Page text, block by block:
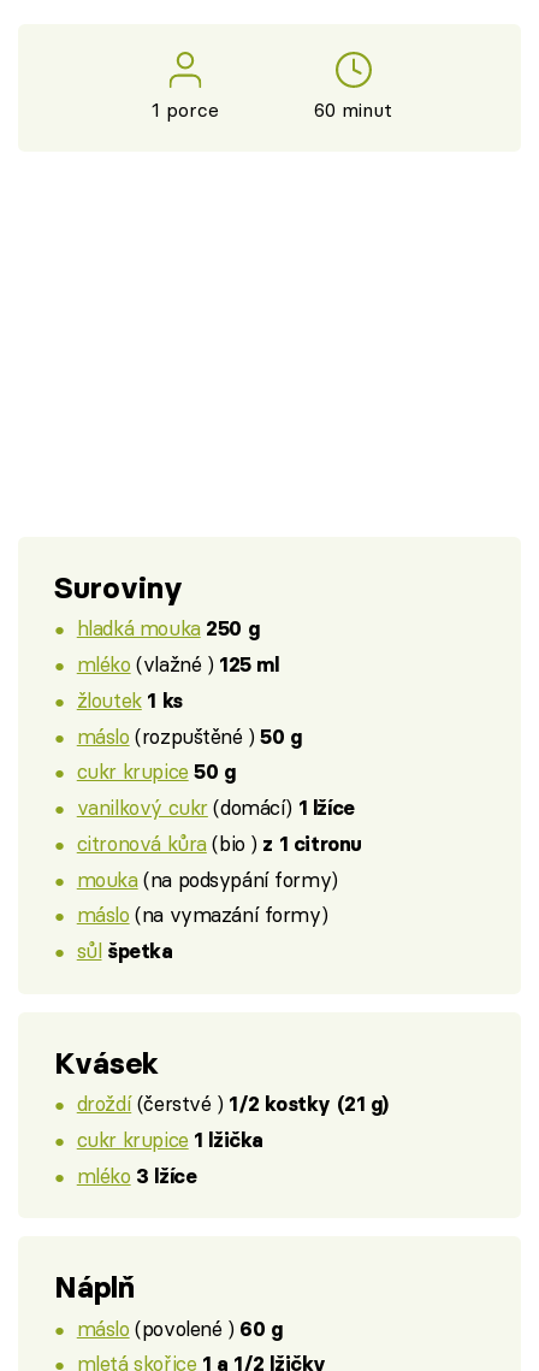
1 porce 60 minut
Suroviny
hladká mouka 250 g
mléko (vlažné ) 125 ml
žloutek 1 ks
máslo (rozpuštěné )50 g
cukr krupice 50 g
vanilkový cukr(domácí) 1 lžíce
citronová kůra(bio ) z 1 citronu
mouka(na podsypání formy)
máslo (na vymazání formy)
sůl špetka
Kvásek
droždí(čerstvé ) 1/2 kostky (21 g)
cukr krupice 1 lžička
mléko 3 lžíce
Náplň
máslo (povolené ) 60 g
mletá skořice 1 a 1/2 lžičky